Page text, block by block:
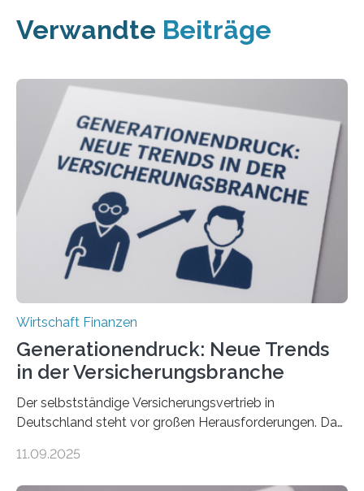
Verwandte Beiträge
Wirtschaft Finanzen
Generationendruck: Neue Trends
in der Versicherungsbranche
Der selbstständige Versicherungsvertrieb in
Deutschland steht vor großen Herausforderungen. Das
Dr. Matthias Beenken und Prof. Dr. Lukas Linnenbrink
11.09.2025